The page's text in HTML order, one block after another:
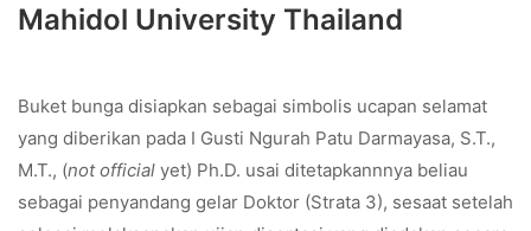
Mahidol University Thailand
Buket bunga disiapkan sebagai simbolis ucapan selamat
yang diberikan pada I Gusti Ngurah Patu Darmayasa, S.T.,
M.T., (not official yet) Ph.D. usai ditetapkannnya beliau
sebagai penyandang gelar Doktor (Strata 3), sesaat setelah